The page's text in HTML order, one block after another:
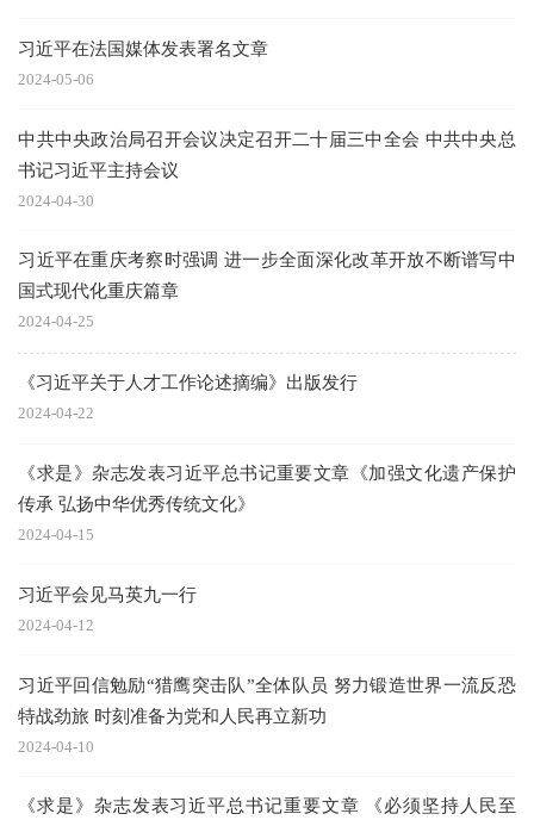
习近平在法国媒体发表署名文章
2024-05-06
中共中央政治局召开会议决定召开二十届三中全会 中共中央总
书记习近平主持会议
2024-04-30
习近平在重庆考察时强调 进一步全面深化改革开放不断谱写中
国式现代化重庆篇章
2024-04-25
《习近平关于人才工作论述摘编》出版发行
2024-04-22
《求是》杂志发表习近平总书记重要文章《加强文化遗产保护
传承 弘扬中华优秀传统文化》
2024-04-15
习近平会见马英九一行
2024-04-12
习近平回信勉励“猎鹰突击队”全体队员 努力锻造世界一流反恐
特战劲旅 时刻准备为党和人民再立新功
2024-04-10
《求是》杂志发表习近平总书记重要文章 《必须坚持人民至